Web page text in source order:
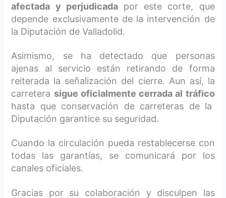
afectada y perjudicadapor este corte, que
depende exclusivamente de la intervención de
la Diputación de Valladolid.
Asimismo, se ha detectado que personas
ajenas al servicio están retirando de forma
reiterada la señalización del cierre. Aun así, la
carretera sigue oficialmente cerrada al tráfico
hasta que conservación de carreteras de la
Diputación garantice su seguridad.
Cuando la circulación pueda restablecerse con
todas las garantías, se comunicará por los
canales oficiales.
Gracias por su colaboración y disculpen las